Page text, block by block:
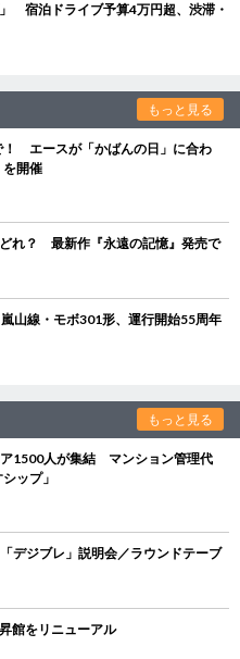
宿泊ドライブ予算4万円超、渋滞・
もっと見る
！ エースが「かばんの日」に合わ
を開催
れ？ 最新作『永遠の記憶』発売で
山線・モボ301形、運行開始55周年
もっと見る
ア1500人が集結 マンション管理代
ップ」
デジブレ」説明会／ラウンドテーブ
館をリニューアル